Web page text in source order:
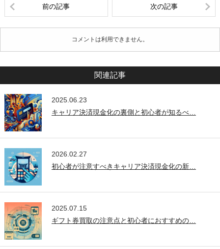
前の記事 次の記事
コメントは利用できません。
関連記事
2025.06.23
キャリア決済現金化の裏側と初心者が知るべ…
2026.02.27
初心者が注意すべきキャリア決済現金化の新…
2025.07.15
ギフト券買取の注意点と初心者におすすめの…